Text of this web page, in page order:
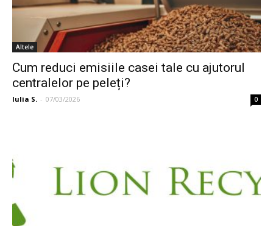
Altele
Cum reduci emisiile casei tale cu ajutorul
centralelor pe peleți?
Iulia S. - 07/03/2026 0